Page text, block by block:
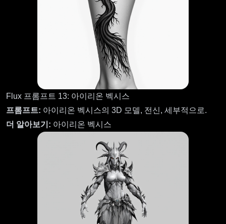
Flux 프롬프트 13: 아이리온 벡시스
프롬프트: 아이리온 벡시스의 3D 모델, 전신, 세부적으로.
더 알아보기: 아이리온 벡시스